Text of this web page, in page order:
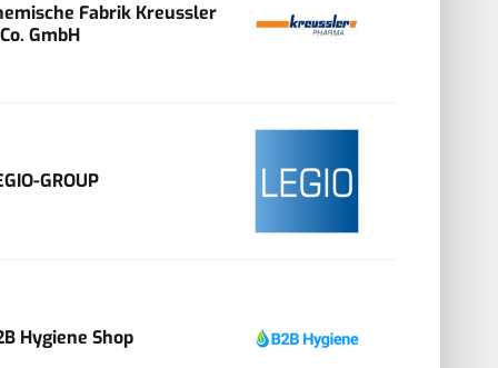
Fabrik Kreussler
GmbH
GROUP
Hygiene Shop